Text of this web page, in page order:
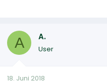
A A.
User
18. Juni 2018